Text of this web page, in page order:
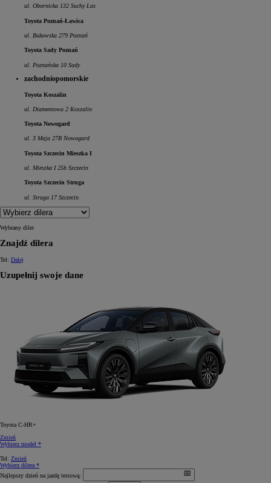
ul. Obornicka 132 Suchy Las
Toyota Poznań-Ławica
ul. Bukowska 279 Poznań
Toyota Sady Poznań
ul. Poznańska 10 Sady
zachodniopomorskie
Toyota Koszalin
ul. Diamentowa 2 Koszalin
Toyota Nowogard
ul. 3 Maja 27B Nowogard
Toyota Szczecin Mieszka I
ul. Mieszka I 25b Szczecin
Toyota Szczecin Struga
ul. Struga 17 Szczecin
Wybrany diler
Znajdź dilera
Tel: Dalej
Uzupełnij swoje dane
Toyota C-HR+
Zmień
Wybierz model *
Tel: Zmień
Wybierz dilera *
Najlepszy dzień na jazdę testową: